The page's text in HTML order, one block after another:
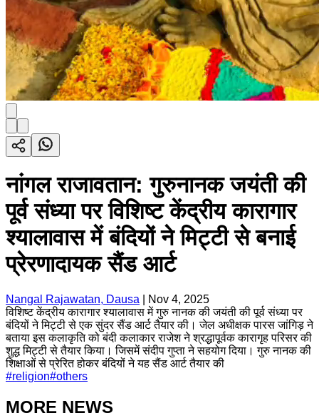
नांगल राजावतान: गुरुनानक जयंती की
पूर्व संध्या पर विशिष्ट केंद्रीय कारागार
श्यालावास में बंदियों ने मिट्टी से बनाई
प्रेरणादायक सैंड आर्ट
Nangal Rajawatan, Dausa
Nov 4, 2025
विशिष्ट केंद्रीय कारागार श्यालावास में गुरु नानक की जयंती की पूर्व संध्या पर
बंदियों ने मिट्टी से एक सुंदर सैंड आर्ट तैयार की। जेल अधीक्षक पारस जांगिड़ ने
बताया इस कलाकृति को बंदी कलाकार राजेश ने श्रद्धापूर्वक कारागृह परिसर की
शुद्ध मिट्टी से तैयार किया। जिसमें संदीप गुप्ता ने सहयोग दिया। गुरु नानक की
शिक्षाओं से प्रेरित होकर बंदियों ने यह सैंड आर्ट तैयार की
#religion#others
MORE NEWS